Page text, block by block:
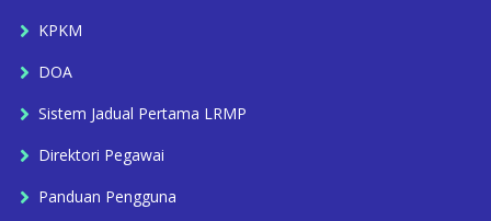
KPKM
DOA
Sistem Jadual Pertama LRMP
Direktori Pegawai
Panduan Pengguna